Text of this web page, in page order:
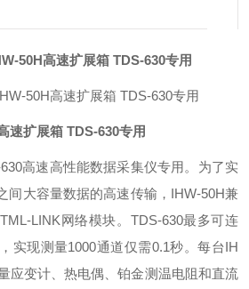
50H高速扩展箱 TDS-630专用
速扩展箱 TDS-630专用
高速高性能数据采集仪专用。为了实
间大容量数据的高速传输， IHW-50H兼
TML-LINK网络模块。 TDS-630最多可连
实现测量1000通道仅需0.1秒。每台IH
应变计、热电偶、铂金测温电阻和直流